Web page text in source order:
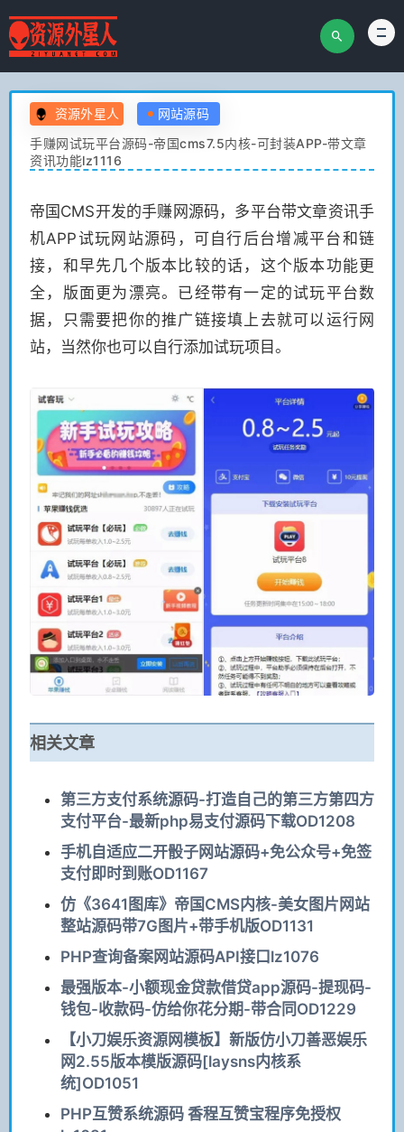
资源外星人
网站源码
手赚网试玩平台源码-帝国cms7.5内核-可封装APP-带文章
资讯功能lz1116
帝国CMS开发的手赚网源码，多平台带文章资讯手
机APP试玩网站源码，可自行后台增减平台和链
接，和早先几个版本比较的话，这个版本功能更
全，版面更为漂亮。已经带有一定的试玩平台数
据，只需要把你的推广链接填上去就可以运行网
站，当然你也可以自行添加试玩项目。
相关文章
第三方支付系统源码-打造自己的第三方第四方
支付平台-最新php易支付源码下载OD1208
手机自适应二开骰子网站源码+免公众号+免签
支付即时到账OD1167
仿《3641图库》帝国CMS内核-美女图片网站
整站源码带7G图片+带手机版OD1131
PHP查询备案网站源码API接口lz1076
最强版本-小额现金贷款借贷app源码-提现码-
钱包-收款码-仿给你花分期-带合同OD1229
【小刀娱乐资源网模板】新版仿小刀善恶娱乐
网2.55版本模版源码[laysns内核系
统]OD1051
PHP互赞系统源码 香程互赞宝程序免授权